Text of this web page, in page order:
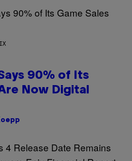
90% of Its
Now Digital